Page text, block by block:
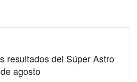
resultados del Súper Astro
agosto